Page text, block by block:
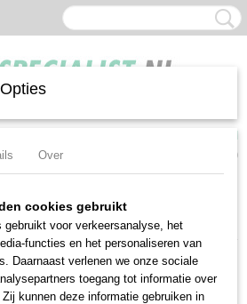
(0)
>Stahlwille 24-9X11
Over
cookies gebruikt
gebruikt voor verkeersanalyse, het
functies en het personaliseren van
Daarnaast verlenen we onze sociale
toegang tot informatie over
kunnen deze informatie gebruiken in